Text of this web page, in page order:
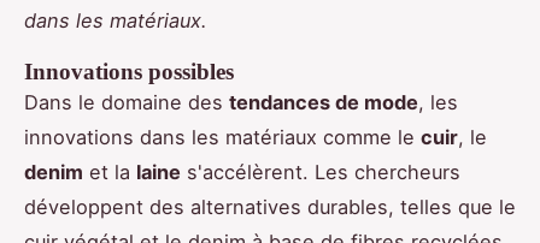
dans les matériaux.
Innovations possibles
Dans le domaine des tendances de mode, les
innovations dans les matériaux comme le cuir, le
denim et la laine s'accélèrent. Les chercheurs
développent des alternatives durables, telles que le